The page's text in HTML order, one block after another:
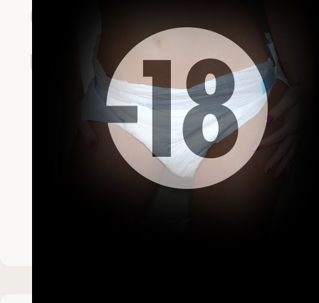
Connexion
Un compte est
Nom d'utilisateur
Mot de passe